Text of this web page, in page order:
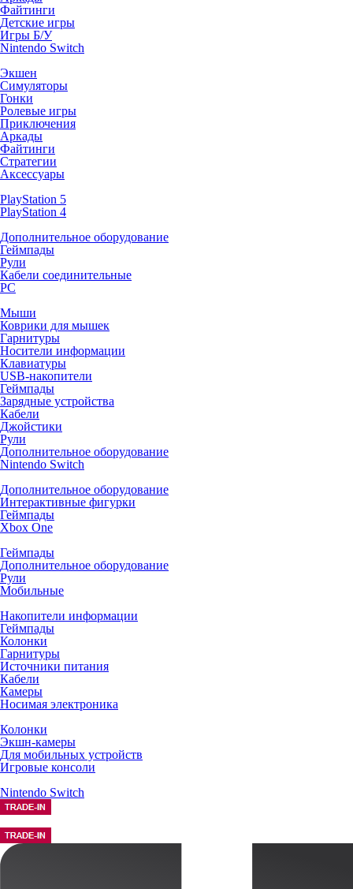
Файтинги
Детские игры
Игры Б/У
Nintendo Switch
Экшен
Симуляторы
Гонки
Ролевые игры
Приключения
Аркады
Файтинги
Стратегии
Аксессуары
PlayStation 5
PlayStation 4
Дополнительное оборудование
Геймпады
Рули
Кабели соединительные
PC
Мыши
Коврики для мышек
Гарнитуры
Носители информации
Клавиатуры
USB-накопители
Геймпады
Зарядные устройства
Кабели
Джойстики
Рули
Дополнительное оборудование
Nintendo Switch
Дополнительное оборудование
Интерактивные фигурки
Геймпады
Xbox One
Геймпады
Дополнительное оборудование
Рули
Мобильные
Накопители информации
Геймпады
Колонки
Гарнитуры
Источники питания
Кабели
Камеры
Носимая электроника
Колонки
Экшн-камеры
Для мобильных устройств
Игровые консоли
Nintendo Switch